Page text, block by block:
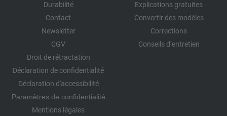
Durabilité
Contact
Newsletter
CGV
Droit de rétractation
Déclaration de confidentialité
Déclaration d'accessibilité
Paramètres de confidentialité
Mentions légales
Explications gratuites
Convertir des modèles
Corrections
Conseils d’entretien